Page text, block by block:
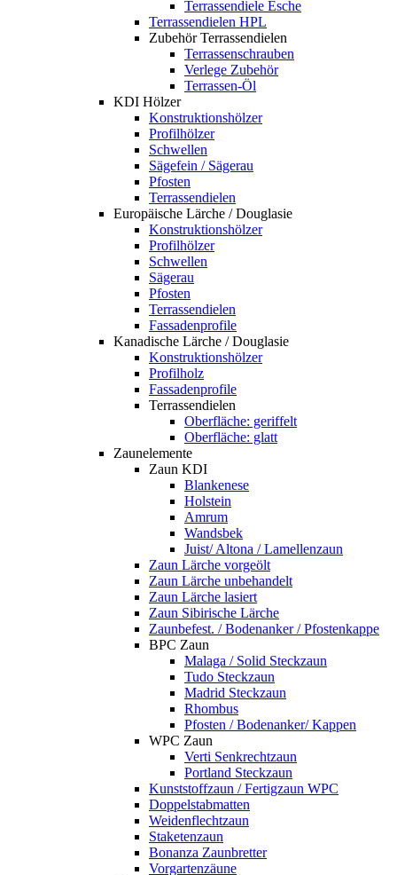
Terrassendiele Esche
Terrassendielen HPL
Zubehör Terrassendielen
Terrassenschrauben
Verlege Zubehör
Terrassen-Öl
KDI Hölzer
Konstruktionshölzer
Profilhölzer
Schwellen
Sägefein / Sägerau
Pfosten
Terrassendielen
Europäische Lärche / Douglasie
Konstruktionshölzer
Profilhölzer
Schwellen
Sägerau
Pfosten
Terrassendielen
Fassadenprofile
Kanadische Lärche / Douglasie
Konstruktionshölzer
Profilholz
Fassadenprofile
Terrassendielen
Oberfläche: geriffelt
Oberfläche: glatt
Zaunelemente
Zaun KDI
Blankenese
Holstein
Amrum
Wandsbek
Juist/ Altona / Lamellenzaun
Zaun Lärche vorgeölt
Zaun Lärche unbehandelt
Zaun Lärche lasiert
Zaun Sibirische Lärche
Zaunbefest. / Bodenanker / Pfostenkappe
BPC Zaun
Malaga / Solid Steckzaun
Tudo Steckzaun
Madrid Steckzaun
Rhombus
Pfosten / Bodenanker/ Kappen
WPC Zaun
Verti Senkrechtzaun
Portland Steckzaun
Kunststoffzaun / Fertigzaun WPC
Doppelstabmatten
Weidenflechtzaun
Staketenzaun
Bonanza Zaunbretter
Vorgartenzäune